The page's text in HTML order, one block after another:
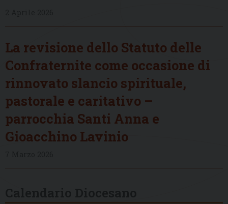
La revisione dello Statuto delle
Confraternite come occasione di
rinnovato slancio spirituale,
pastorale e caritativo –
parrocchia Santi Anna e
Gioacchino Lavinio